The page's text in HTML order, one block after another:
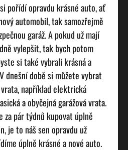
pořídí opravdu krásné auto, ať
automobil, tak samozřejmě
garáž. A pokud už mají
vylepšit, tak bych potom
si také vybrali krásná a
dnešní době si můžete vybrat
například elektrická
a obyčejná garážová vrata.
za pár týdnů kupovat úplně
je to náš sen opravdu už
úplně krásné a nové auto.